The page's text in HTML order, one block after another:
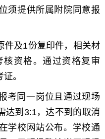
须提供所属附院同意报
件及1份复印件，相关材
资格。通过资格复审
。
考同一岗位且通过现场
达到3:1，达不到的取消
学校网站公布。学校通